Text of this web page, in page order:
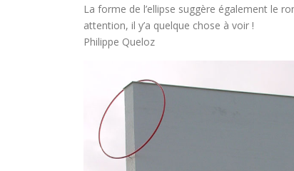
La forme de l’ellipse suggère également le
attention, il y’a quelque chose à voir !
Philippe Queloz